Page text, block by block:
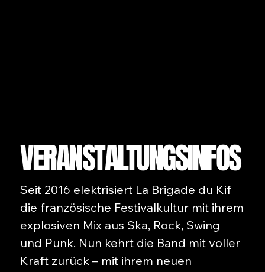
VERANSTALTUNGSINFOS
Seit 2016 elektrisiert La Brigade du Kif
die französische Festivalkultur mit ihrem
explosiven Mix aus Ska, Rock, Swing
und Punk. Nun kehrt die Band mit voller
Kraft zurück – mit ihrem neuen